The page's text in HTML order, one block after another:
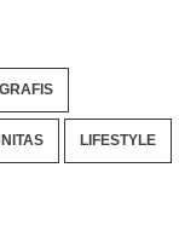
LIFESTYLE